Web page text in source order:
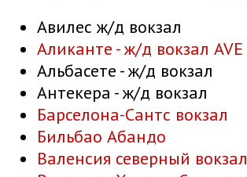
Авилес ж/д вокзал
Аликанте - ж/д вокзал AVE
Альбасете - ж/д вокзал
Антекера - ж/д вокзал
Барселона-Сантс вокзал
Бильбао Абандо
Валенсия северный вокзал